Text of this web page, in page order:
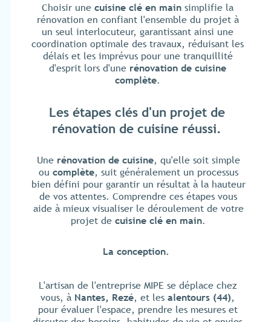
Choisir une cuisine clé en main simplifie la
rénovation en confiant l'ensemble du projet à
un seul interlocuteur, garantissant ainsi une
coordination optimale des travaux, réduisant les
délais et les imprévus pour une tranquillité
d'esprit lors d'une rénovation de cuisine
complète.
Les étapes clés d'un projet de
rénovation de cuisine réussi.
Une rénovation de cuisine, qu'elle soit simple
ou complète, suit généralement un processus
bien défini pour garantir un résultat à la hauteur
de vos attentes. Comprendre ces étapes vous
aide à mieux visualiser le déroulement de votre
projet de cuisine clé en main.
La conception.
L'artisan de l'entreprise MIPE se déplace chez
vous, à Nantes, Rezé, et les alentours (44),
pour évaluer l'espace, prendre les mesures et